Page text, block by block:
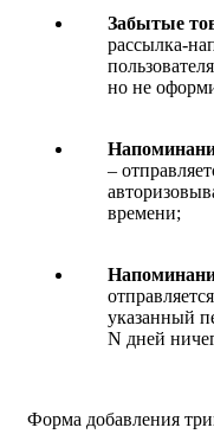
Забытые
рассылка-
но не
–
времени;
указанный
N дней
Форма добавления